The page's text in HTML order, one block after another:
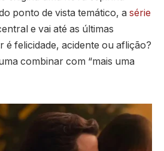
ponto de vista temático, a série
e vai até as últimas
é felicidade, acidente ou aflição?
combinar com “mais uma